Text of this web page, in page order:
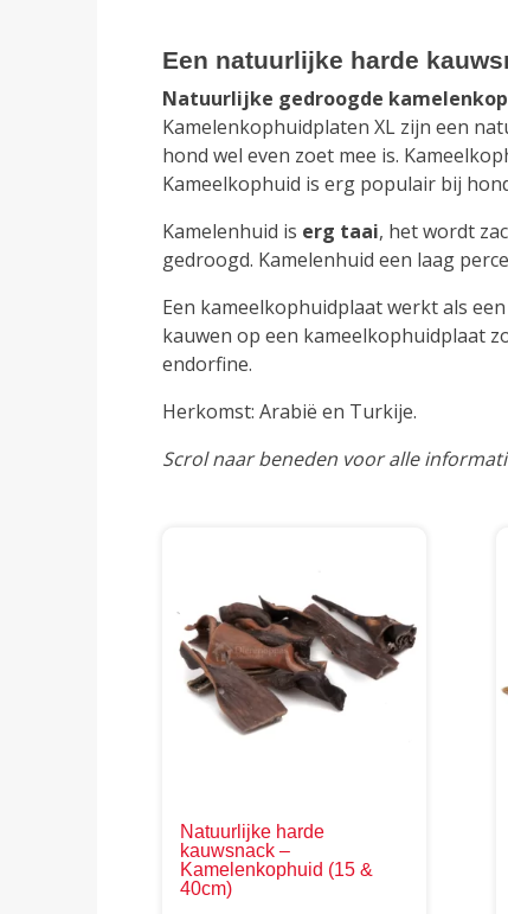
Een natuurlijke harde
Natuurlijke gedroogde
Kamelenkophuidplaten XL zijn een
hond wel even zoet mee is.
Kameelkophuid is erg populair bij
Kamelenhuid is erg taai, het wordt
gedroogd. Kamelenhuid een laag
Een kameelkophuidplaat werkt als
kauwen op een kameelkophuidplaat
endorfine.
Herkomst: Arabië en Turkije.
Scrol naar beneden voor alle
Natuurlijke harde
kauwsnack –
Kamelenkophuid (15 &
40cm)